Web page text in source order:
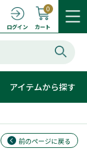
ログイン カート
0
アイテムから探す
前のページに戻る